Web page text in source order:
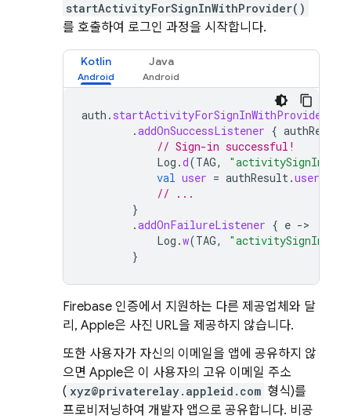
startActivityForSignInWithProvider()
를 호출하여 로그인 과정을 시작합니다.
Kotlin Java
auth . startActivityForSignInWithProvider
.addOnSuccessListener { authResult
// Sign-in successful!
Log .d(TAG,
val user = authResult.user
// ...
}
.addOnFailureListener { e -
Log .w(TAG,
}
Firebase 인증에서 지원하는 다른 제공업체와 달
리, Apple은 사진 URL을 제공하지 않습니다.
또한 사용자가 자신의 이메일을 앱에 공유하지 않
으면 Apple은 이 사용자의 고유 이메일 주소
( xyz@privaterelay.appleid.com 형식)를
프로비저닝하여 개발자 앱으로 공유합니다. 비공